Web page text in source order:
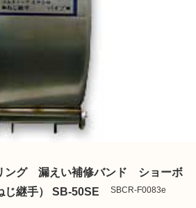
ング 漏えい補修バンド ショーボ
じ継手） SB-50SE
SBCR-F0083e